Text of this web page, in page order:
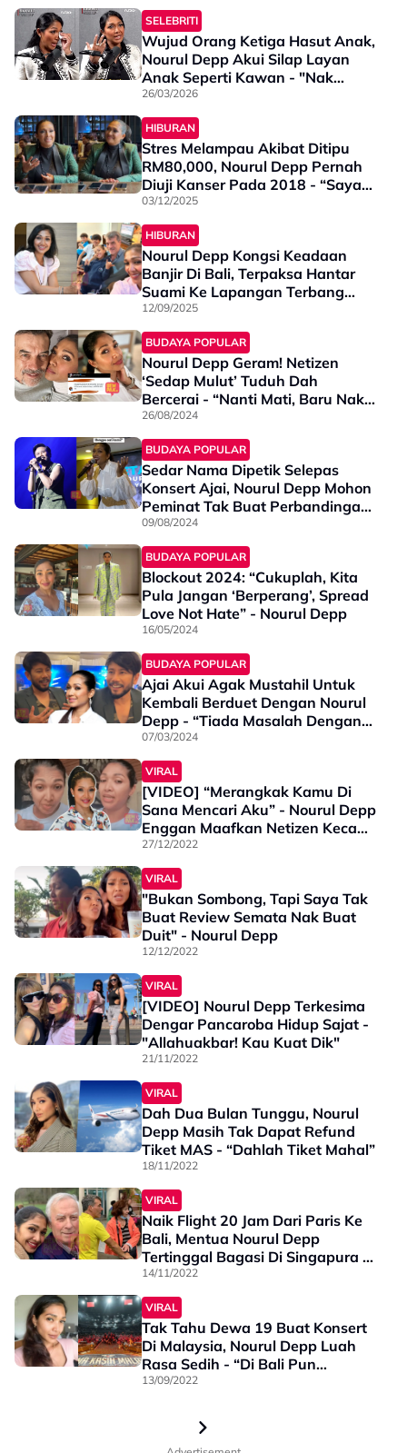
SELEBRITI
Wujud Orang Ketiga Hasut Anak,
Nourul Depp Akui Silap Layan
Anak Seperti Kawan - "Nak
Belajar Sesuatu Tiada Masalah
Tapi Jangan Putus Hubungan"
26/03/2026
HIBURAN
Stres Melampau Akibat Ditipu
RM80,000, Nourul Depp Pernah
Diuji Kanser Pada 2018 - “Saya
Perlu Buang Uterus & Ovari”
03/12/2025
HIBURAN
Nourul Depp Kongsi Keadaan
Banjir Di Bali, Terpaksa Hantar
Suami Ke Lapangan Terbang
Naik Motosikal Sebab…
12/09/2025
BUDAYA POPULAR
Nourul Depp Geram! Netizen
‘Sedap Mulut’ Tuduh Dah
Bercerai - “Nanti Mati, Baru Nak
Menyesal Jika Tidak
Diampunkan”
26/08/2024
BUDAYA POPULAR
Sedar Nama Dipetik Selepas
Konsert Ajai, Nourul Depp Mohon
Peminat Tak Buat Perbandingan
- “Siapa Pun Boleh Menyanyi
Lagu Keliru, Semua Ada Cara
Tersendiri”
09/08/2024
BUDAYA POPULAR
Blockout 2024: “Cukuplah, Kita
Pula Jangan ‘Berperang’, Spread
Love Not Hate” - Nourul Depp
16/05/2024
BUDAYA POPULAR
Ajai Akui Agak Mustahil Untuk
Kembali Berduet Dengan Nourul
Depp - “Tiada Masalah Dengan
Dia, Tapi…”
07/03/2024
VIRAL
[VIDEO] “Merangkak Kamu Di
Sana Mencari Aku” - Nourul Depp
Enggan Maafkan Netizen Kecam
Dirinya Raikan Hari Natal
27/12/2022
VIRAL
"Bukan Sombong, Tapi Saya Tak
Buat Review Semata Nak Buat
Duit" - Nourul Depp
12/12/2022
VIRAL
[VIDEO] Nourul Depp Terkesima
Dengar Pancaroba Hidup Sajat -
"Allahuakbar! Kau Kuat Dik"
21/11/2022
VIRAL
Dah Dua Bulan Tunggu, Nourul
Depp Masih Tak Dapat Refund
Tiket MAS - “Dahlah Tiket Mahal”
18/11/2022
VIRAL
Naik Flight 20 Jam Dari Paris Ke
Bali, Mentua Nourul Depp
Tertinggal Bagasi Di Singapura –
“Kami Tunggu 1 Jam Setengah
Rupanya…”
14/11/2022
VIRAL
Tak Tahu Dewa 19 Buat Konsert
Di Malaysia, Nourul Depp Luah
Rasa Sedih - “Di Bali Pun
Terlepas Huwaaa..”
13/09/2022